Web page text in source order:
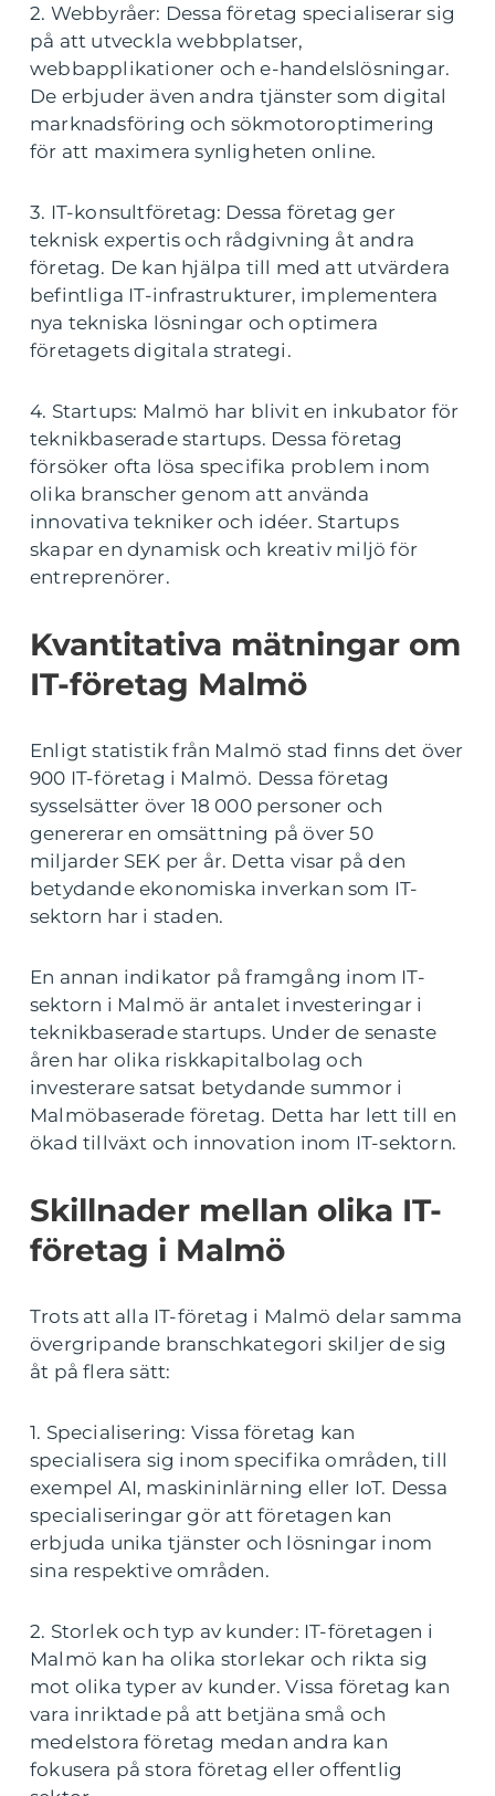
2. Webbyråer: Dessa företag specialiserar sig
på att utveckla webbplatser,
webbapplikationer och e-handelslösningar.
De erbjuder även andra tjänster som digital
marknadsföring och sökmotoroptimering
för att maximera synligheten online.
3. IT-konsultföretag: Dessa företag ger
teknisk expertis och rådgivning åt andra
företag. De kan hjälpa till med att utvärdera
befintliga IT-infrastrukturer, implementera
nya tekniska lösningar och optimera
företagets digitala strategi.
4. Startups: Malmö har blivit en inkubator för
teknikbaserade startups. Dessa företag
försöker ofta lösa specifika problem inom
olika branscher genom att använda
innovativa tekniker och idéer. Startups
skapar en dynamisk och kreativ miljö för
entreprenörer.
Kvantitativa mätningar om
IT-företag Malmö
Enligt statistik från Malmö stad finns det över
900 IT-företag i Malmö. Dessa företag
sysselsätter över 18 000 personer och
genererar en omsättning på över 50
miljarder SEK per år. Detta visar på den
betydande ekonomiska inverkan som IT-
sektorn har i staden.
En annan indikator på framgång inom IT-
sektorn i Malmö är antalet investeringar i
teknikbaserade startups. Under de senaste
åren har olika riskkapitalbolag och
investerare satsat betydande summor i
Malmöbaserade företag. Detta har lett till en
ökad tillväxt och innovation inom IT-sektorn.
Skillnader mellan olika IT-
företag i Malmö
Trots att alla IT-företag i Malmö delar samma
övergripande branschkategori skiljer de sig
åt på flera sätt:
1. Specialisering: Vissa företag kan
specialisera sig inom specifika områden, till
exempel AI, maskininlärning eller IoT. Dessa
specialiseringar gör att företagen kan
erbjuda unika tjänster och lösningar inom
sina respektive områden.
2. Storlek och typ av kunder: IT-företagen i
Malmö kan ha olika storlekar och rikta sig
mot olika typer av kunder. Vissa företag kan
vara inriktade på att betjäna små och
medelstora företag medan andra kan
fokusera på stora företag eller offentlig